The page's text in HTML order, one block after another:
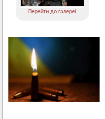
Перейти до галереї